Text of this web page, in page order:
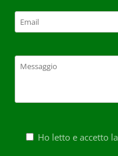
Ho letto e accetto la